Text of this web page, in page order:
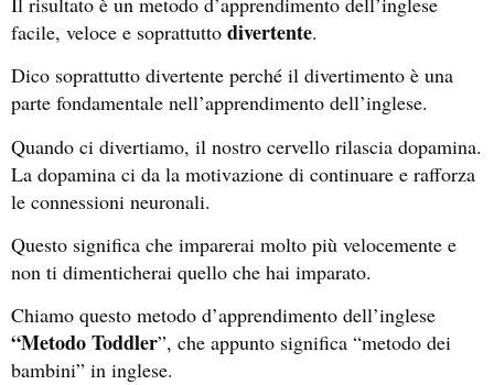
facile, veloce e soprattutto divertente.
Dico soprattutto divertente perché il divertimento è una
parte fondamentale nell’apprendimento dell’inglese.
Quando ci divertiamo, il nostro cervello rilascia dopamina.
La dopamina ci da la motivazione di continuare e rafforza
le connessioni neuronali.
Questo significa che imparerai molto più velocemente e
non ti dimenticherai quello che hai imparato.
Chiamo questo metodo d’apprendimento dell’inglese
“Metodo Toddler”, che appunto significa “metodo dei
bambini” in inglese.